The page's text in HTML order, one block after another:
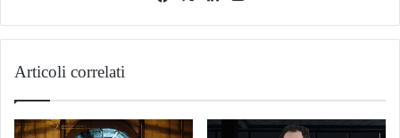
Articoli correlati